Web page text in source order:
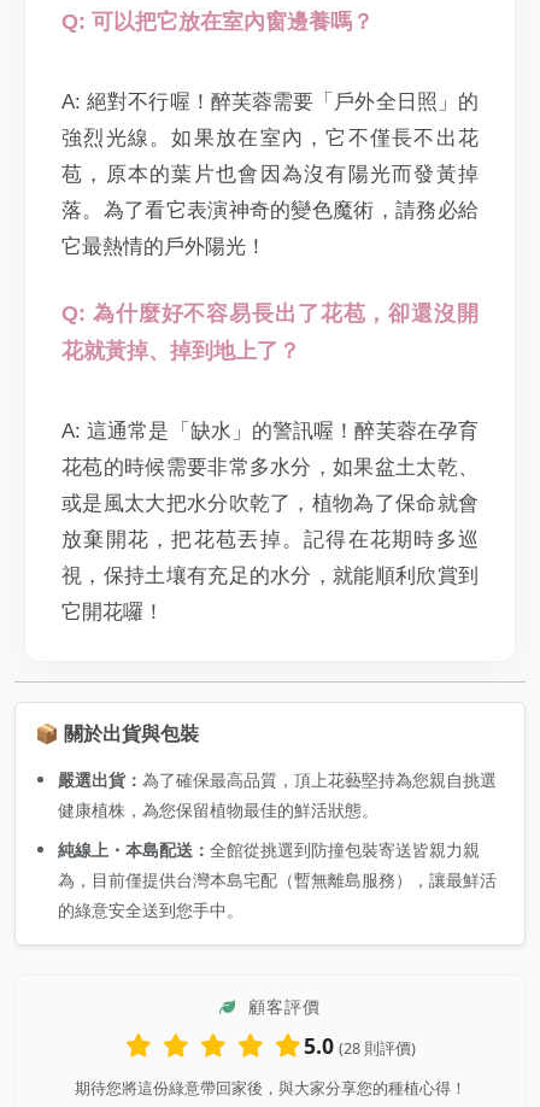
Q: 可以把它放在室內窗邊養嗎？
A: 絕對不行喔！醉芙蓉需要「戶外全日照」的
強烈光線。如果放在室內，它不僅長不出花
苞，原本的葉片也會因為沒有陽光而發黃掉
落。為了看它表演神奇的變色魔術，請務必給
它最熱情的戶外陽光！
Q: 為什麼好不容易長出了花苞，卻還沒開
花就黃掉、掉到地上了？
A: 這通常是「缺水」的警訊喔！醉芙蓉在孕育
花苞的時候需要非常多水分，如果盆土太乾、
或是風太大把水分吹乾了，植物為了保命就會
放棄開花，把花苞丟掉。記得在花期時多巡
視，保持土壤有充足的水分，就能順利欣賞到
它開花囉！
📦 關於出貨與包裝
嚴選出貨：為了確保最高品質，頂上花藝堅持為您親自挑選
健康植株，為您保留植物最佳的鮮活狀態。
純線上・本島配送：全館從挑選到防撞包裝寄送皆親力親
為，目前僅提供台灣本島宅配（暫無離島服務），讓最鮮活
的綠意安全送到您手中。
顧客評價
5.0 (28 則評價)
期待您將這份綠意帶回家後，與大家分享您的種植心得！